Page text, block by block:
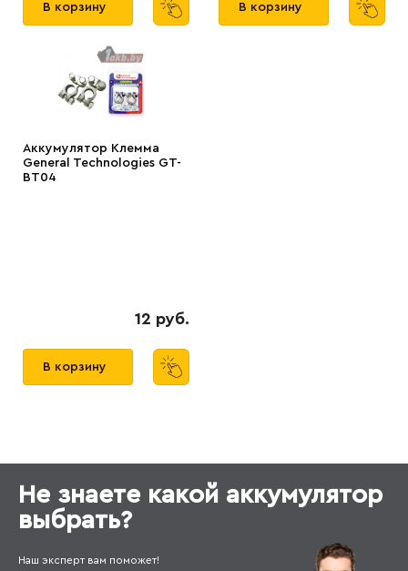
В корзину В корзину
Аккумулятор Клемма
General Technologies GT-
BT04
12 руб.
В корзину
Не знаете какой аккумулятор
выбрать?
Наш эксперт вам поможет!